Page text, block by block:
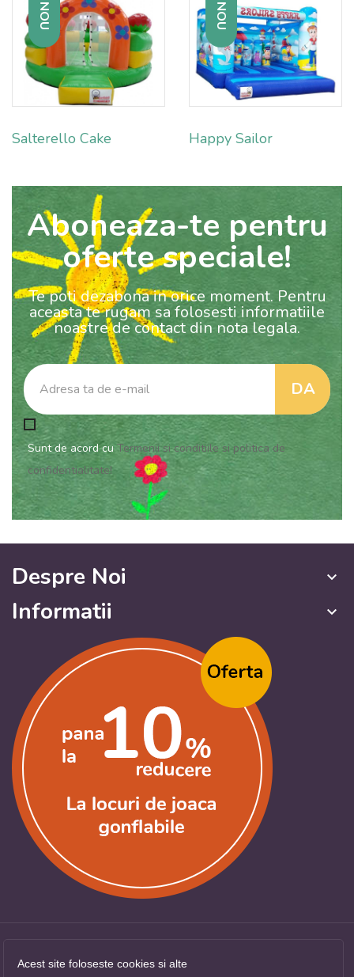
NOU
Salterello Cake
NOU
Happy Sailor
Aboneaza-te pentru
oferte speciale!
Te poti dezabona in orice moment. Pentru
aceasta te rugam sa folosesti informatiile
noastre de contact din nota legala.
Sunt de acord cuTermenii si conditiile si politica de
confidentialitate!
Despre Noi keyboard_arrow_down
Informatii keyboard_arrow_down
Acest site foloseste cookies si alte
Copyright ©LocuriDeJoaca.com